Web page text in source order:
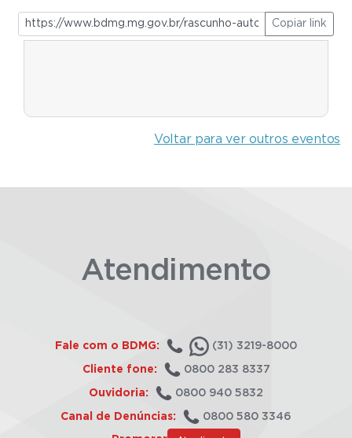
Copiar link
Voltar para ver outros eventos
Atendimento
Fale com o BDMG: (31) 3219-8000
Cliente fone: 0800 283 8337
Ouvidoria: 0800 940 5832
Canal de Denúncias: 0800 580 3346